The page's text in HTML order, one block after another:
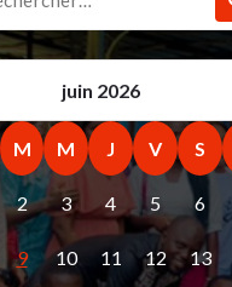
juin 2026
M M J V S
2 3 4 5 6
9 10 11 12 13